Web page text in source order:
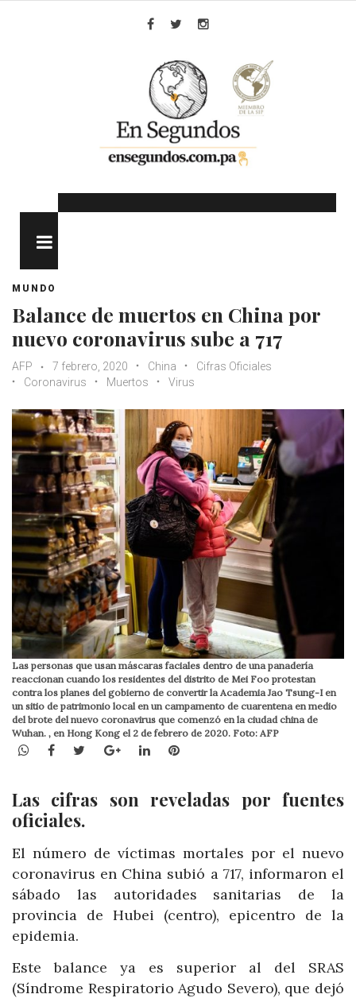
MUNDO
Balance de muertos en China por
nuevo coronavirus sube a 717
AFP 7 febrero, 2020 China
Cifras Oficiales
Coronavirus
Muertos Virus
Las personas que usan máscaras faciales dentro de una panadería
reaccionan cuando los residentes del distrito de Mei Foo protestan
contra los planes del gobierno de convertir la Academia Jao Tsung-I en
un sitio de patrimonio local en un campamento de cuarentena en medio
del brote del nuevo coronavirus que comenzó en la ciudad china de
Wuhan. , en Hong Kong el 2 de febrero de 2020. Foto: AFP
WhatsApp
Facebook
TwitterGoogle+LinkedInPinterest
Las cifras son reveladas por fuentes
oficiales.
El número de víctimas mortales por el nuevo
coronavirus en China subió a 717, informaron el
sábado las autoridades sanitarias de la
provincia de Hubei (centro), epicentro de la
epidemia.
Este balance ya es superior al del SRAS
(Síndrome Respiratorio Agudo Severo), que dejó